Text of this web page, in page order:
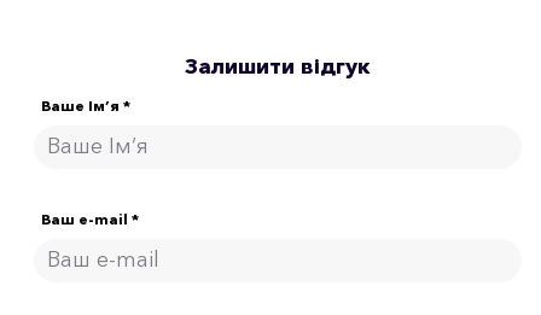
Залишити відгук
Ваше Ім’я *
Ваш e-mail *